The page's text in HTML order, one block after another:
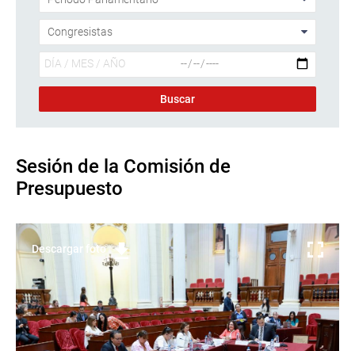
Sesión de la Comisión de
Presupuesto
Descargar foto